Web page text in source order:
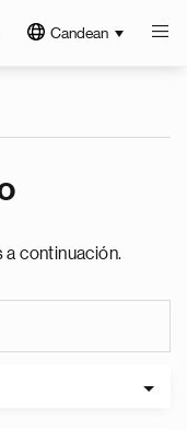
Candean
a continuación.